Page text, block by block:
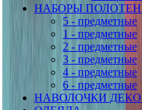
НАБОРЫ
5 - предметные
1 - предметные
2 - предметные
3 - предметные
4 - предметные
6 - предметные
НАВОЛОЧКИ